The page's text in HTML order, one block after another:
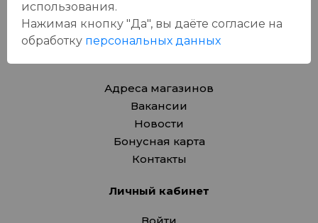
Товары для животных
Подарочные карты
Адреса магазинов
Вакансии
Новости
Бонусная карта
Контакты
Личный кабинет
Войти
использования.
Нажимая кнопку "Да", вы даёте cогласие на
обработку персональных данных